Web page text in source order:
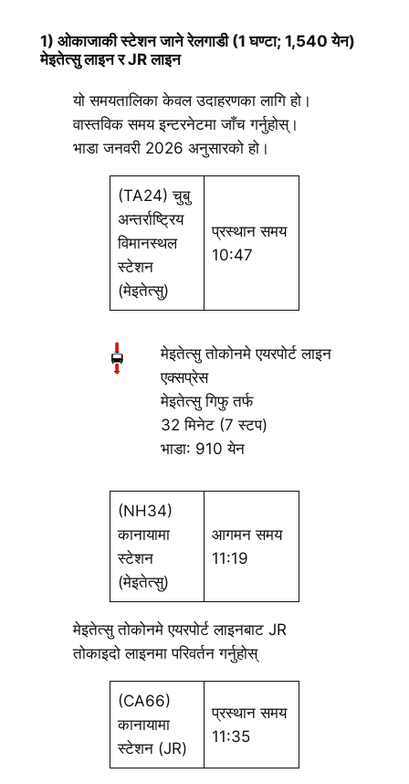
1) ओकाजाकी स्टेशन जाने रेलगाडी (1 घण्टा; 1,540 येन)
मेइतेत्सु लाइन र JR लाइन
यो समयतालिका केवल उदाहरणका लागि हो।
वास्तविक समय इन्टरनेटमा जाँच गर्नुहोस्।
भाडा जनवरी 2026 अनुसारको हो।
(TA24) चुबु
अन्तर्राष्ट्रिय
विमानस्थल
स्टेशन
(मेइतेत्सु)
प्रस्थान समय
10:47
मेइतेत्सु तोकोनमे एयरपोर्ट लाइन
एक्सप्रेस
मेइतेत्सु गिफु तर्फ
32 मिनेट (7 स्टप)
भाडा: 910 येन
(NH34)
कानायामा
स्टेशन
(मेइतेत्सु)
आगमन समय
11:19
मेइतेत्सु तोकोनमे एयरपोर्ट लाइनबाट JR
तोकाइदो लाइनमा परिवर्तन गर्नुहोस्
(CA66)
कानायामा
स्टेशन (JR)
प्रस्थान समय
11:35